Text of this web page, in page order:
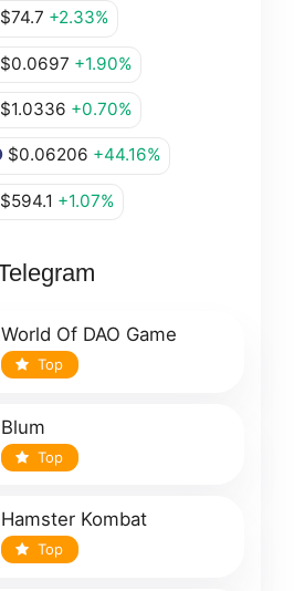
$74.7 +2.33%
$0.0697 +1.90%
$1.0336 +0.70%
$0.06206 +44.16%
$594.1 +1.07%
World Of DAO Game
Top
Blum
Top
Hamster Kombat
Top